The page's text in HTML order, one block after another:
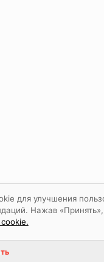
для улучшения
Нажав